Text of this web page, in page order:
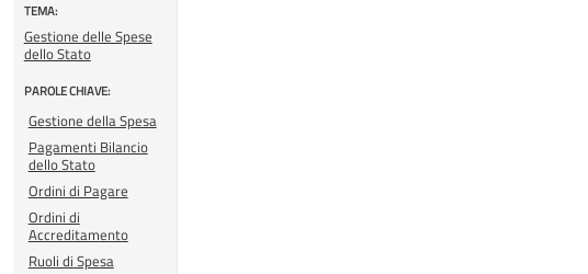
TEMA:
Gestione delle Spese
dello Stato
PAROLE CHIAVE:
Gestione della Spesa
Pagamenti Bilancio
dello Stato
Ordini di Pagare
Ordini di
Accreditamento
Ruoli di Spesa